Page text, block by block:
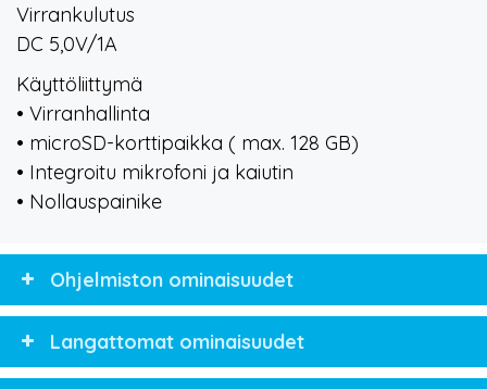
Virrankulutus
DC 5,0V/1A
Käyttöliittymä
• Virranhallinta
• microSD-korttipaikka ( max. 128 GB)
• Integroitu mikrofoni ja kaiutin
• Nollauspainike
Ohjelmiston ominaisuudet
Langattomat ominaisuudet